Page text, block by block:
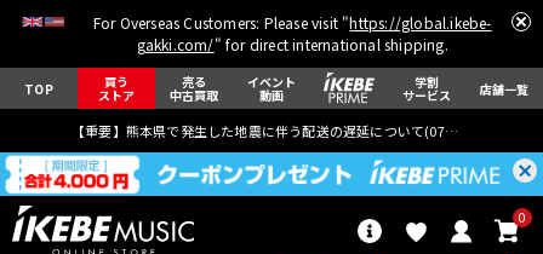
For Overseas Customers: Please visit "https://global.ikebe-
gakki.com/" for direct international shipping.
TOP 買う
ストア
売る
中古買取
イベント
動画
学割
サービス 店舗一覧
【重要】熊本県で発生した地震に伴う配送の遅延について(07月29日
0